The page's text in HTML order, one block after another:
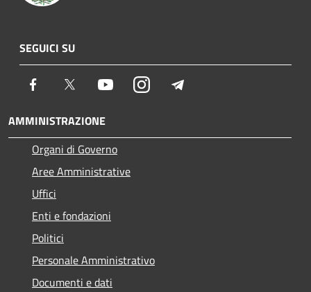
SEGUICI SU
Facebook Twitter YoutubeInstagram
AMMINISTRAZIONE
Organi di Governo
Aree Amministrative
Uffici
Enti e fondazioni
Politici
Personale Amministrativo
Documenti e dati